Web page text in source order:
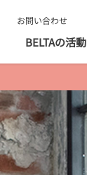
お問い合わせ
BELTAの活動